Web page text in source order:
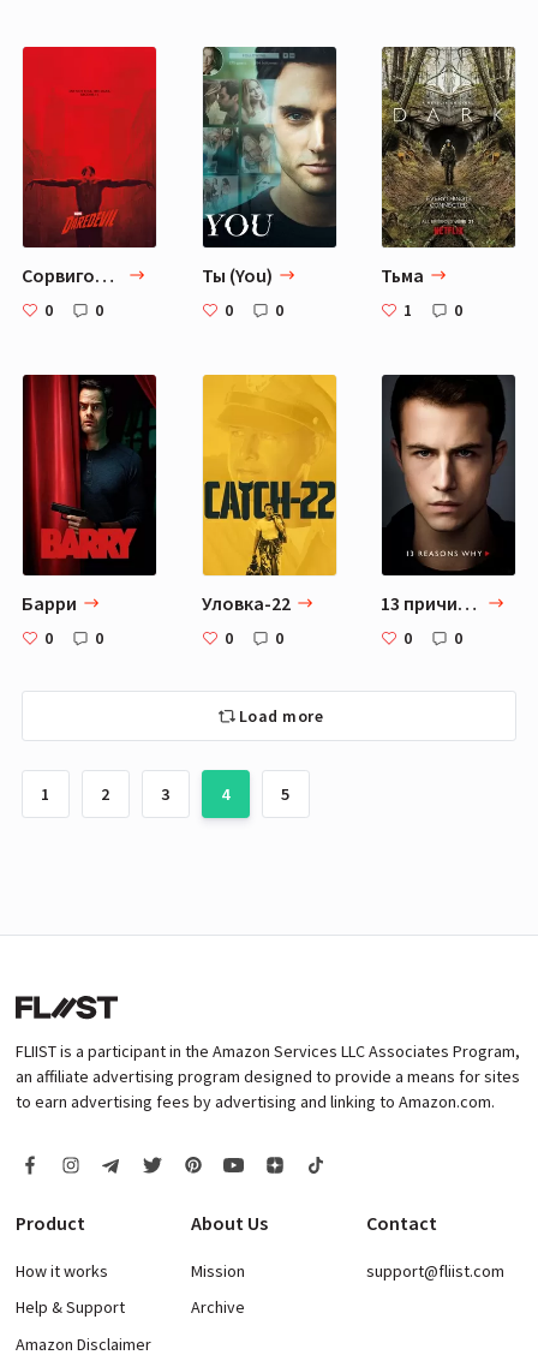
Сорвиголова
0 0
Ты (You)
0 0
Тьма
1 0
Барри
0 0
Уловка-22
0 0
13 причин почему
0 0
Load more
1 2 3 4 5
FLIIST is a participant in the Amazon Services LLC Associates Program,
an affiliate advertising program designed to provide a means for sites
to earn advertising fees by advertising and linking to Amazon.com.
Product
How it works
Help & Support
Amazon Disclaimer
About Us
Mission
Archive
Contact
support@fliist.com